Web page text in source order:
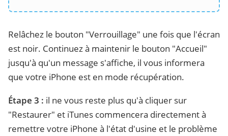
Relâchez le bouton "Verrouillage" une fois que l'écran
est noir. Continuez à maintenir le bouton "Accueil"
jusqu'à qu'un message s'affiche, il vous informera
que votre iPhone est en mode récupération.
Étape 3 : il ne vous reste plus qu'à cliquer sur
"Restaurer" et iTunes commencera directement à
remettre votre iPhone à l'état d'usine et le problème